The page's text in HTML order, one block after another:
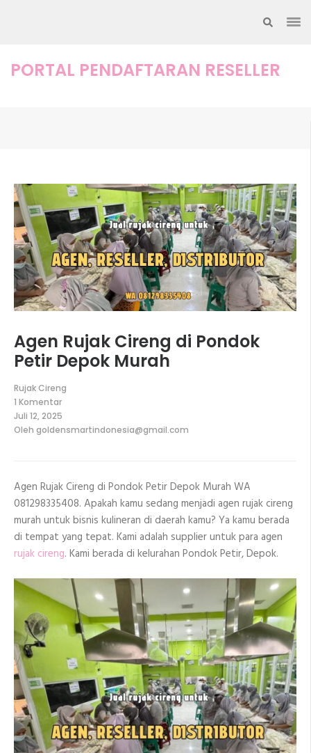
Enter)PORTAL PENDAFTARAN RESELLER
Agen Rujak Cireng di Pondok
Petir Depok Murah
Rujak Cireng
1 Komentar
pada
Agen
Rujak
Depok
Murah
Juli 12, 2025
Oleh goldensmartindonesia@gmail.com
Agen Rujak Cireng di Pondok Petir Depok Murah WA
081298335408. Apakah kamu sedang menjadi agen rujak cireng
murah untuk bisnis kulineran di daerah kamu? Ya kamu berada
di tempat yang tepat. Kami adalah supplier untuk para agen
rujak cireng. Kami berada di kelurahan Pondok Petir, Depok.